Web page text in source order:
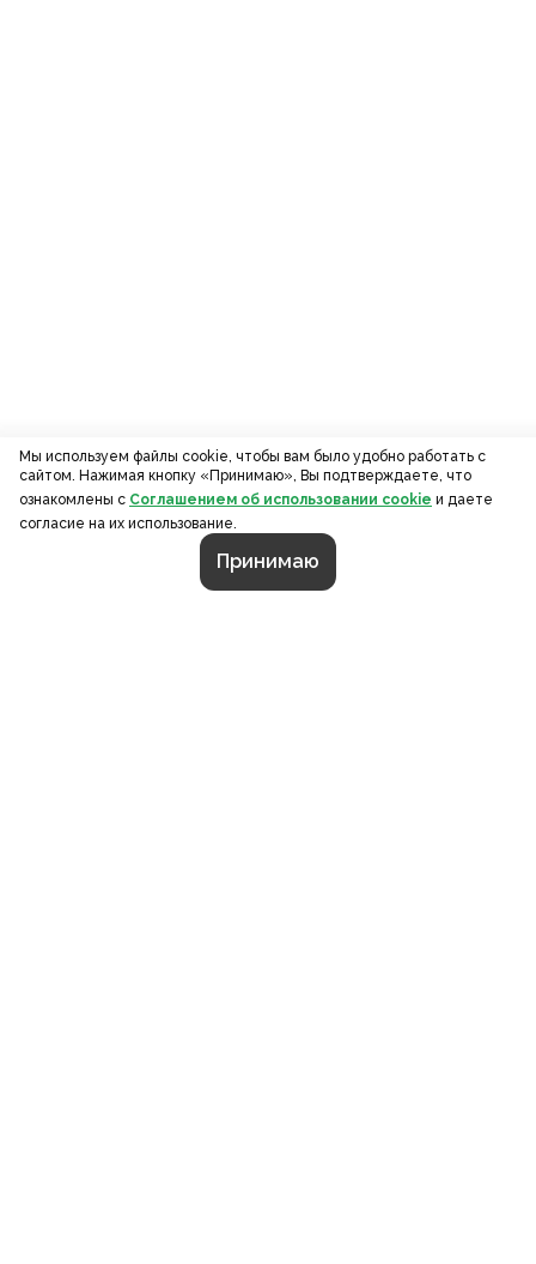
Мы используем файлы cookie, чтобы вам было удобно работать с
сайтом. Нажимая кнопку «Принимаю», Вы подтверждаете, что
ознакомлены с Соглашением об использовании cookie и даете
согласие на их использование.
Принимаю